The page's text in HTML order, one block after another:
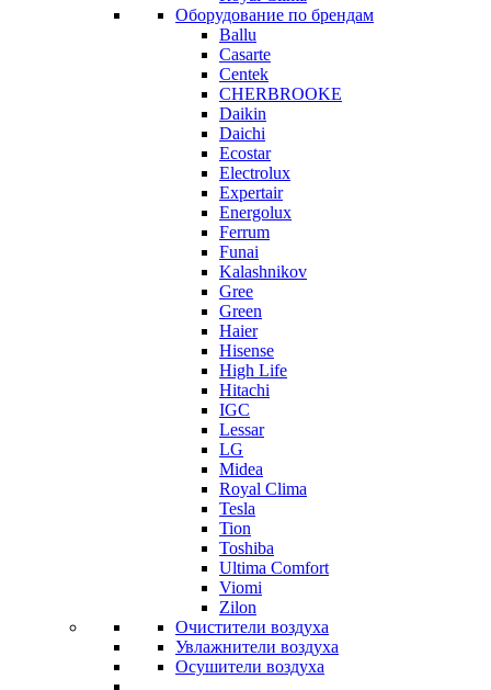
Оборудование по брендам
Ballu
Casarte
Centek
CHERBROOKE
Daikin
Daichi
Ecostar
Electrolux
Expertair
Energolux
Ferrum
Funai
Kalashnikov
Gree
Grеen
Haier
Hisense
High Life
Hitachi
IGC
Lessar
LG
Midea
Royal Clima
Tesla
Tion
Toshiba
Ultima Comfort
Viomi
Zilon
Очистители воздуха
Увлажнители воздуха
Осушители воздуха